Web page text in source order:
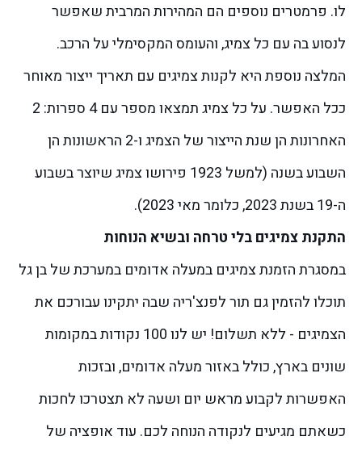
לו. פרמטרים נוספים הם המהירות המרבית שאפשר
לנסוע בה עם כל צמיג, והעומס המקסימלי על הרכב.
המלצה נוספת היא לקנות צמיגים עם תאריך ייצור מאוחר
ככל האפשר. על כל צמיג תמצאו מספר עם 4 ספרות: 2
האחרונות הן שנת הייצור של הצמיג ו-2 הראשונות הן
השבוע בשנה (למשל 1923 פירושו צמיג שיוצר בשבוע
ה-19 בשנת 2023, כלומר מאי 2023).
התקנת צמיגים בלי טרחה ובשיא הנוחות
במסגרת הזמנת צמיגים במעלה אדומים במערכת של בן גל
תוכלו להזמין גם תור לפנצ'ריה שבה יתקינו עבורכם את
הצמיגים - ללא תשלום!
יש לנו 100 נקודות במקומות
שונים בארץ, כולל באזור מעלה אדומים, ובזכות
האפשרות לקבוע מראש יום ושעה לא תצטרכו לחכות
כשאתם מגיעים לנקודה הנוחה לכם. עוד אופציה של